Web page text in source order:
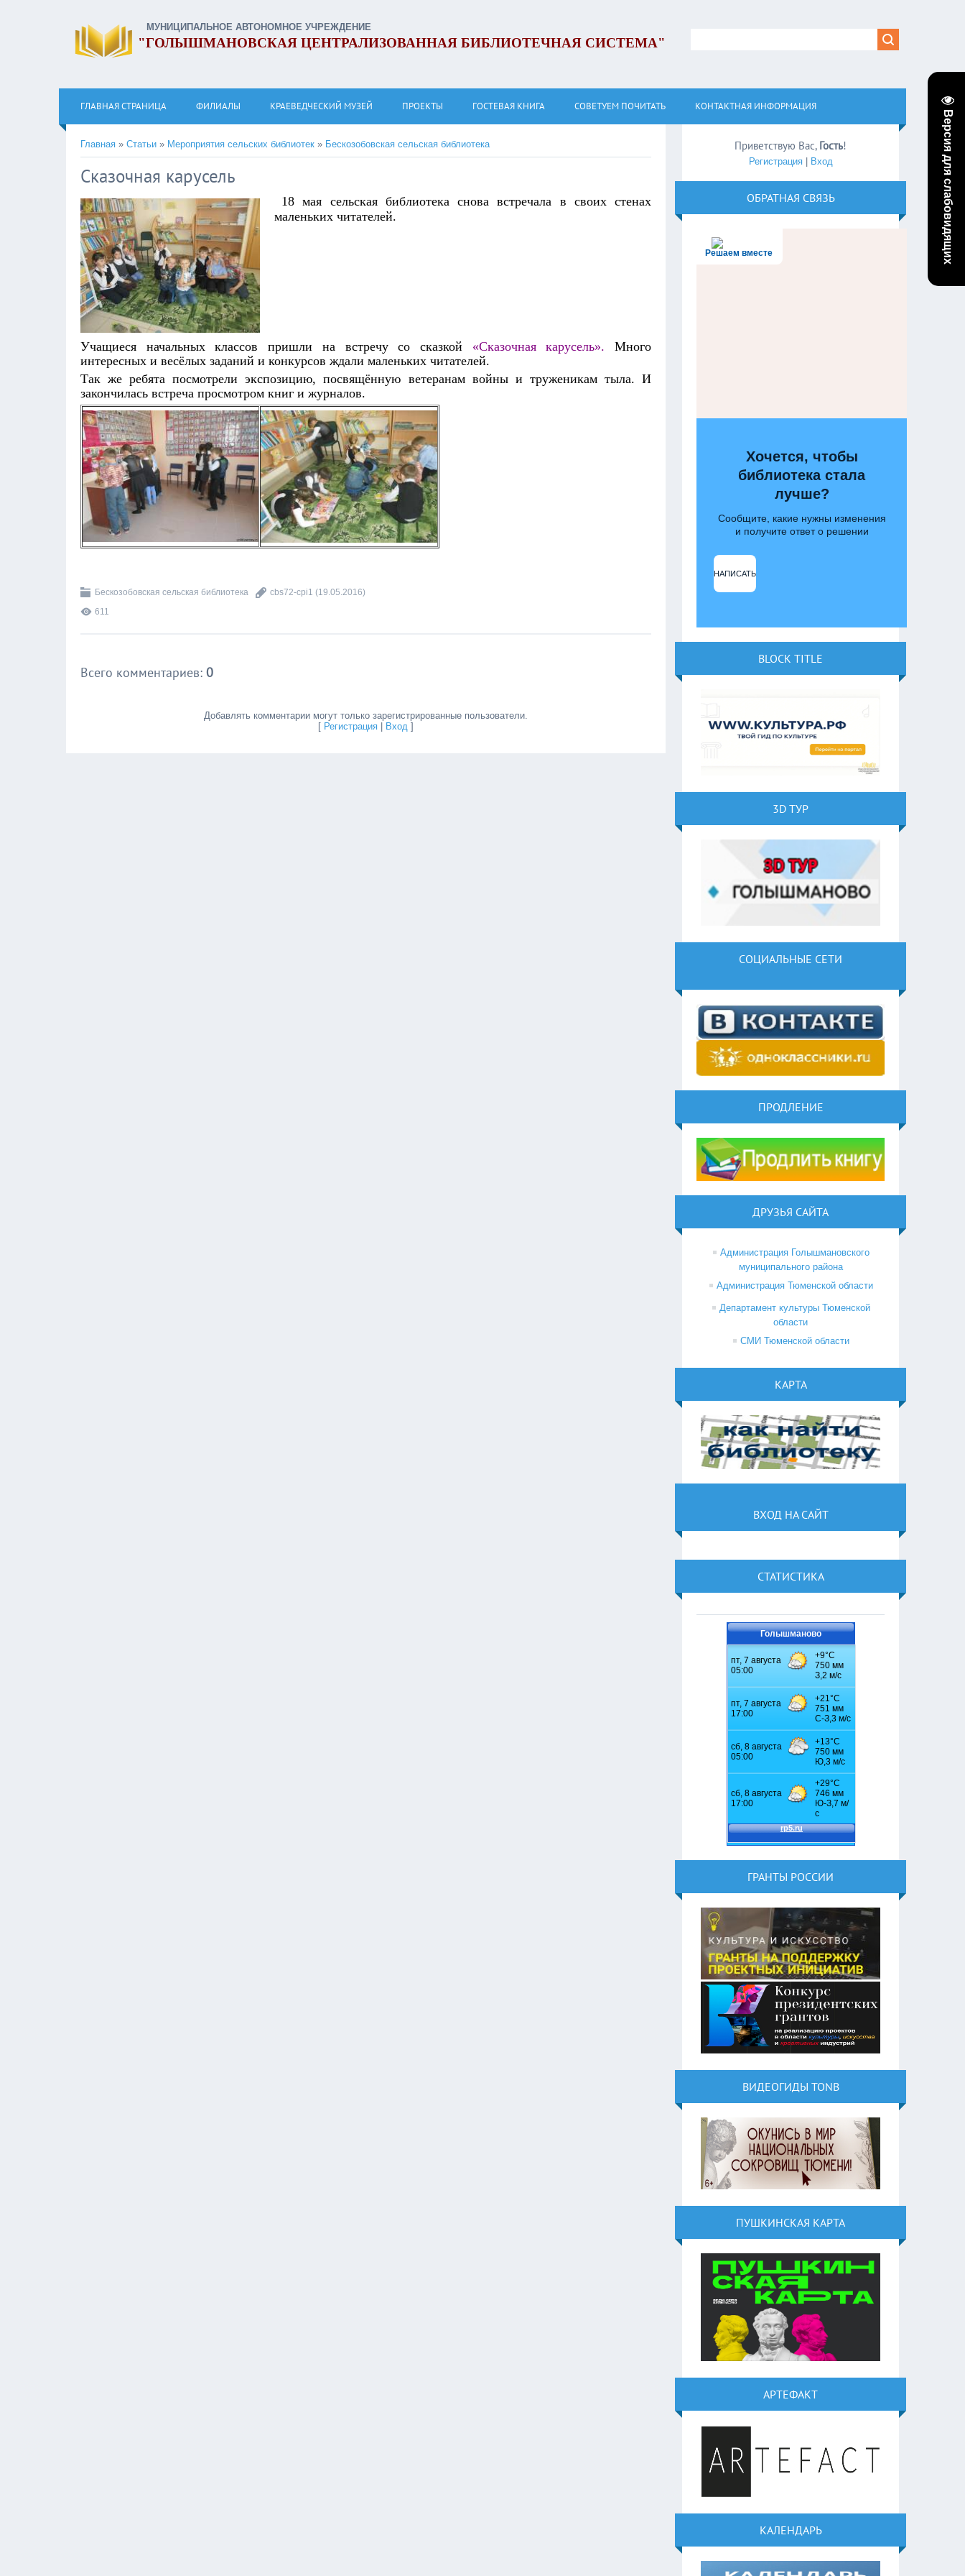
Версия для слабовидящих
МУНИЦИПАЛЬНОЕ АВТОНОМНОЕ УЧРЕЖДЕНИЕ
"ГОЛЫШМАНОВСКАЯ ЦЕНТРАЛИЗОВАННАЯ БИБЛИОТЕЧНАЯ СИСТЕМА"
ГЛАВНАЯ СТРАНИЦА ФИЛИАЛЫ КРАЕВЕДЧЕСКИЙ МУЗЕЙ ПРОЕКТЫ ГОСТЕВАЯ КНИГА СОВЕТУЕМ ПОЧИТАТЬ КОНТАКТНАЯ ИНФОРМАЦИЯ
Главная » Статьи » Мероприятия сельских библиотек » Бескозобовская сельская библиотека
Сказочная карусель
18 мая сельская библиотека снова встречала в своих стенах
маленьких читателей.
Учащиеся начальных классов пришли на встречу со сказкой «Сказочная карусель».Много
интересных и весёлых заданий и конкурсов ждали маленьких читателей.
Так же ребята посмотрели экспозицию, посвящённую ветеранам войны и труженикам тыла. И
закончилась встреча просмотром книг и журналов.
Бескозобовская сельская библиотека cbs72-cpi1 (19.05.2016)
611
Всего комментариев: 0
Добавлять комментарии могут только зарегистрированные пользователи.
[ Регистрация Вход ]
Приветствую Вас, Гость!
Регистрация| Вход
ОБРАТНАЯ СВЯЗЬ
Решаем вместе
Хочется, чтобы
библиотека стала
лучше?
Сообщите, какие нужны изменения
и получите ответ о решении
НАПИСАТЬ
BLOCK TITLE
3D ТУР
СОЦИАЛЬНЫЕ СЕТИ
ПРОДЛЕНИЕ
ДРУЗЬЯ САЙТА
Администрация Голышмановского
муниципального района
Администрация Тюменской области
Департамент культуры Тюменской
области
СМИ Тюменской области
КАРТА
ВХОД НА САЙТ
СТАТИСТИКА
Голышманово
ГРАНТЫ РОССИИ
ВИДЕОГИДЫ TONB
ПУШКИНСКАЯ КАРТА
АРТЕФАКТ
КАЛЕНДАРЬ